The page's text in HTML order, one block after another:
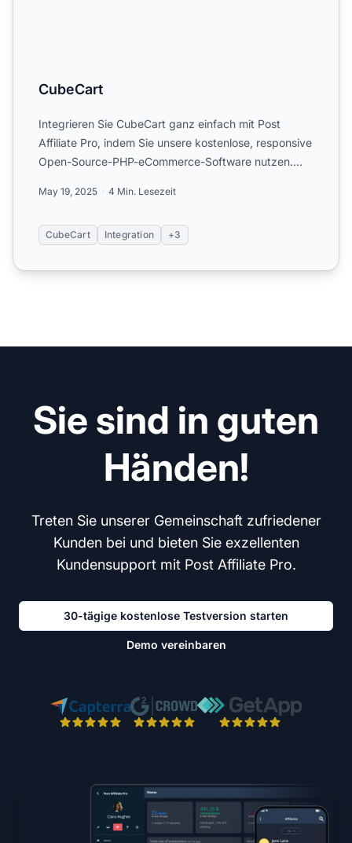
CubeCart
Integrieren Sie CubeCart ganz einfach mit Post
Affiliate Pro, indem Sie unsere kostenlose, responsive
Open-Source-PHP-eCommerce-Software nutzen.
May 19, 2025 4 Min. Lesezeit
CubeCart Integration +3
Sie sind in guten
Händen!
Treten Sie unserer Gemeinschaft zufriedener
Kunden bei und bieten Sie exzellenten
Kundensupport mit Post Affiliate Pro.
30-tägige kostenlose Testversion starten
Demo vereinbaren